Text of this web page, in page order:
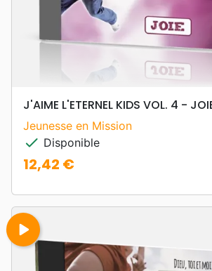
J'AIME L'ETERNEL KIDS VOL. 4 -
Jeunesse en Mission
check Disponible
Prix
12,42 €
play_arrow